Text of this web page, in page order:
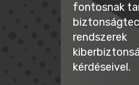
fontosnak
rendszerek
kérdéseivel.